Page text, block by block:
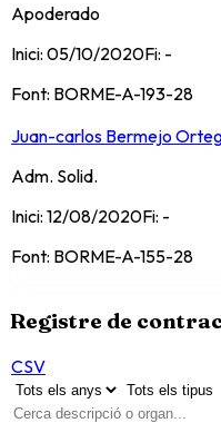
Apoderado
Inici: 05/10/2020Fi: -
Font: BORME-A-193-28
Juan-carlos Bermejo
Adm. Solid.
Inici: 12/08/2020Fi: -
Font: BORME-A-155-28
Registre de
CSV